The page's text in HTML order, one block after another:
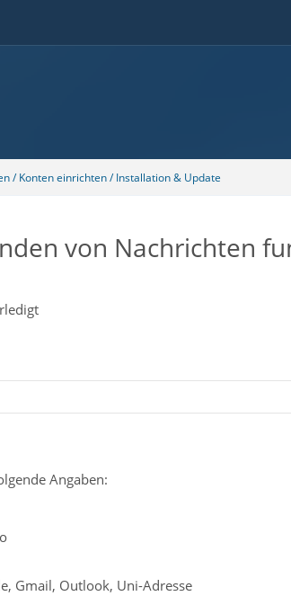
/ Konten einrichten / Installation & Update
von Nachrichten
Angaben:
Gmail, Outlook, Uni-Adresse